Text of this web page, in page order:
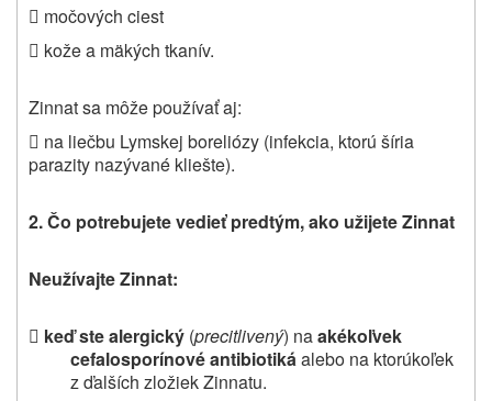
 močových ciest
 kože a mäkých tkanív.
Zinnat sa môže používať aj:
 na liečbu Lymskej boreliózy (infekcia, ktorú šíria
parazity nazývané kliešte).
2. Čo potrebujete vedieť predtým, ako užijete Zinnat
NeužívajteZinnat:
 keď ste alergický (precitlivený) naakékoľvek
cefalosporínové antibiotiká alebo na ktorúkoľek
z ďalších zložiek Zinnatu.